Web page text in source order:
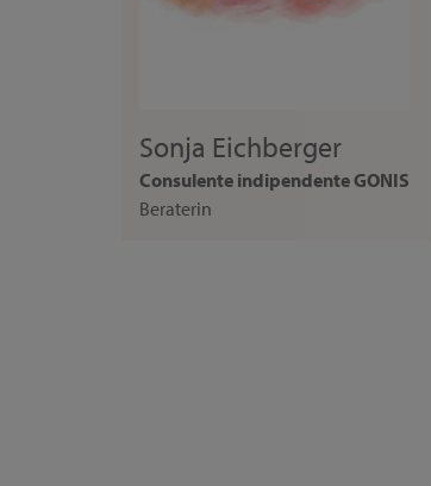
Sonja Eichberger
Consulente indipendente GONIS
Beraterin